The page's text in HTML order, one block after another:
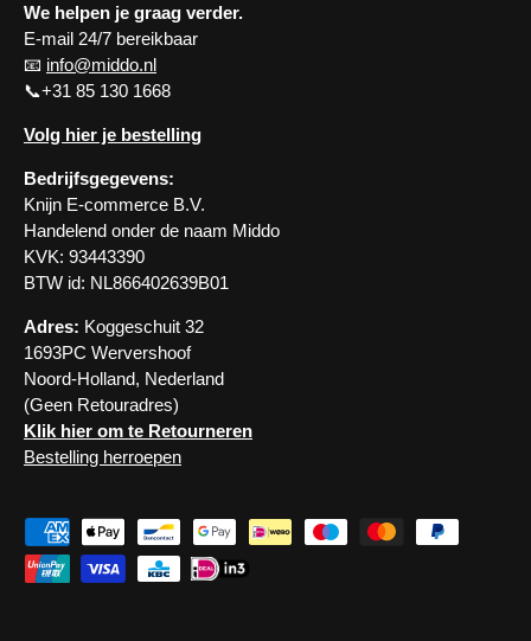
We helpen je graag verder.
E-mail 24/7 bereikbaar
📧 info@middo.nl
📞+31 85 130 1668
Volg hier je bestelling
Bedrijfsgegevens:
Knijn E-commerce B.V.
Handelend onder de naam Middo
KVK: 93443390
BTW id: NL866402639B01
Adres: Koggeschuit 32
1693PC Wervershoof
Noord-Holland, Nederland
(Geen Retouradres)
Klik hier om te Retourneren
Bestelling herroepen
Geaccepteerde betaalmethoden